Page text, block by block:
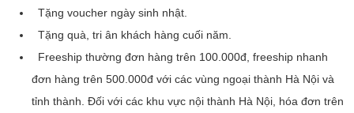
Tặng voucher ngày sinh nhật.
Tặng quà, tri ân khách hàng cuối năm.
Freeship thường đơn hàng trên 100.000đ, freeship nhanh
đơn hàng trên 500.000đ với các vùng ngoại thành Hà Nội và
tỉnh thành. Đối với các khu vực nội thành Hà Nội, hóa đơn trên